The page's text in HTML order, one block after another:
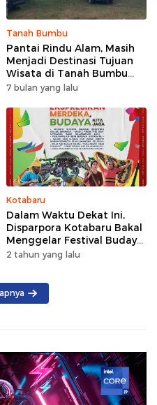
Tanah Bumbu
Pantai Rindu Alam, Masih
Menjadi Destinasi Tujuan
Wisata di Tanah Bumbu
dengan Rindangnya Pohon
7 bulan yang lalu
Kotabaru
Dalam Waktu Dekat Ini,
Disparpora Kotabaru Bakal
Menggelar Festival Budaya
Saijaan 2024
2 tahun yang lalu